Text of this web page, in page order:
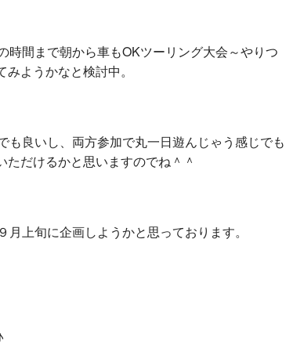
間まで朝から車もOKツーリング大会～やりつ
ようかなと検討中。
良いし、両方参加で丸一日遊んじゃう感じでも
だけるかと思いますのでね＾＾
上旬に企画しようかと思っております。